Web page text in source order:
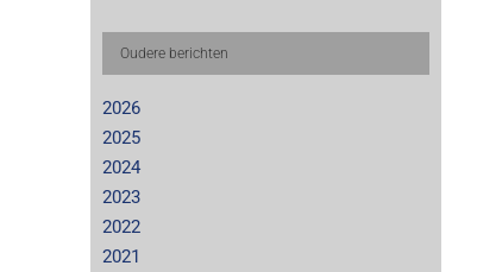
Oudere berichten
2026
2025
2024
2023
2022
2021